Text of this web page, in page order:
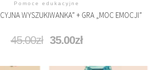
Pomoce edukacyjne
WYSZUKIWANKA” + GRA „MOC EMOCJI”
45.00zł 35.00zł